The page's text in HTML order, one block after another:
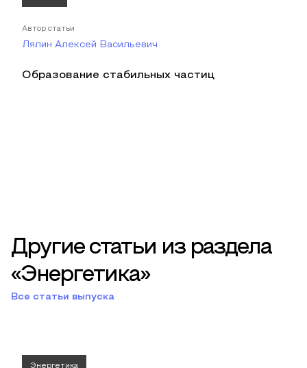
Автор статьи
Лялин Алексей Васильевич
Образование стабильных частиц
Другие статьи из раздела
«Энергетика»
Все статьи выпуска
Энергетика